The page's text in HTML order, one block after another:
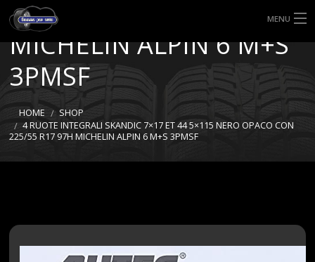
MENU
HOME
TIPI DI GOMME
MISURE GOMME
CON 225/55 R17 97H
MICHELIN ALPIN 6 M+S
3PMSF
HOME
SHOP
4 RUOTE INTEGRALI SKANDIC 7×17 ET 44 5×115 NERO OPACO CON
225/55 R17 97H MICHELIN ALPIN 6 M+S 3PMSF